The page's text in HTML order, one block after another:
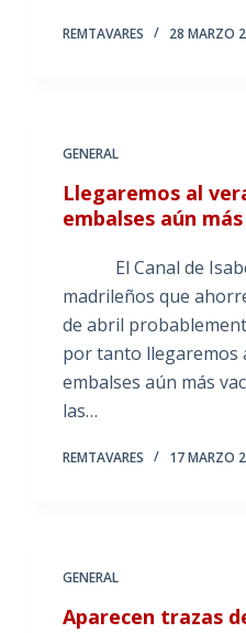
REMTAVARES 28 MARZO
GENERAL
Llegaremos al
embalses aún
El Canal de
madrileños que
de abril
por tanto llegaremos
embalses aún más
las…
REMTAVARES 17 MARZO
GENERAL
Aparecen trazas